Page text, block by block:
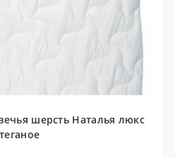
шерсть Наталья люкс